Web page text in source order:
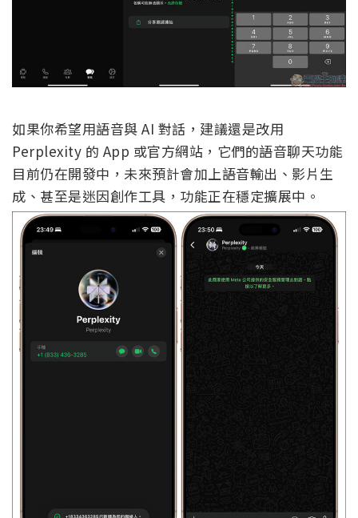
如果你希望用語音與 AI 對話，建議還是改用
Perplexity 的 App 或官方網站，它們的語音聊天功能
目前仍在開發中，未來預計會加上語音輸出、影片生
成、甚至是迷因創作工具，功能正在穩定擴展中。